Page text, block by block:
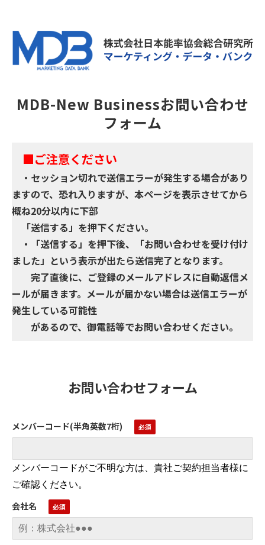
MDB-New Businessお問い合わせ
フォーム
■ご注意ください
・セッション切れで送信エラーが発生する場合があり
ますので、恐れ入りますが、本ページを表示させてから
概ね20分以内に下部
「送信する」を押下ください。
・「送信する」を押下後、「お問い合わせを受け付け
ました」という表示が出たら送信完了となります。
完了直後に、ご登録のメールアドレスに自動返信メ
ールが届きます。メールが届かない場合は送信エラーが
発生している可能性
があるので、御電話等でお問い合わせください。
お問い合わせフォーム
メンバーコード(半角英数7桁)
メンバーコードがご不明な方は、貴社ご契約担当者様に
ご確認ください。
会社名